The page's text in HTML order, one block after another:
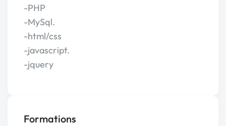
-PHP
-MySql.
-html/css
-javascript.
-jquery
Formations